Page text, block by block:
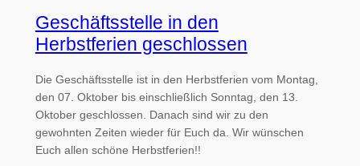
Geschäftsstelle in den
Herbstferien geschlossen
Die Geschäftsstelle ist in den Herbstferien vom Montag,
den 07. Oktober bis einschließlich Sonntag, den 13.
Oktober geschlossen. Danach sind wir zu den
gewohnten Zeiten wieder für Euch da. Wir wünschen
Euch allen schöne Herbstferien!!